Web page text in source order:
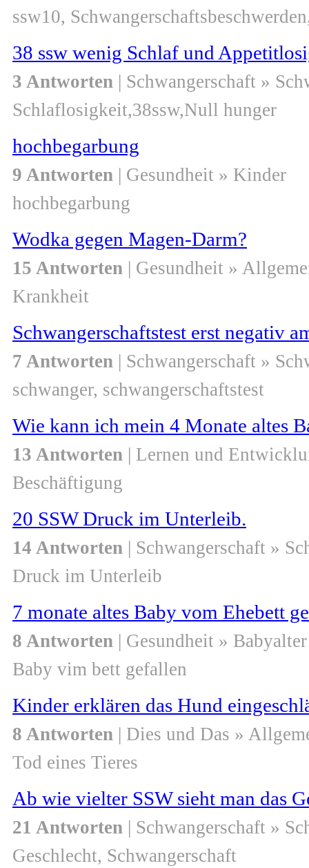
ssw10,
38 ssw wenig Schlaf und
3 Antworten | Schwangerschaft »
Schlaflosigkeit,38ssw,Null hunger
hochbegarbung
9 Antworten | Gesundheit » Kinder
hochbegarbung
Wodka gegen Magen-Darm?
15 Antworten | Gesundheit »
Krankheit
Schwangerschaftstest erst negativ
7 Antworten | Schwangerschaft »
schwanger, schwangerschaftstest
Wie kann ich mein 4 Monate altes
13 Antworten | Lernen und
Beschäftigung
20 SSW Druck im Unterleib.
14 Antworten | Schwangerschaft »
Druck im Unterleib
7 monate altes Baby vom Ehebett
8 Antworten | Gesundheit » Babyalter
Baby vim bett gefallen
Kinder erklären das Hund
8 Antworten | Dies und Das »
Tod eines Tieres
Ab wie vielter SSW sieht man das
21 Antworten | Schwangerschaft »
Geschlecht, Schwangerschaft